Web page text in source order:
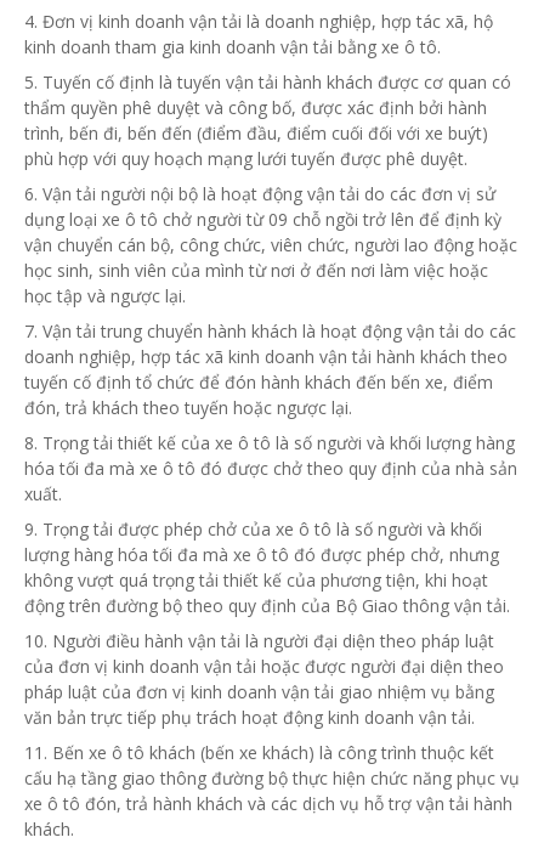
4. Đơn vị kinh doanh vận tải là doanh nghiệp, hợp tác xã, hộ
kinh doanh tham gia kinh doanh vận tải bằng xe ô tô.
5. Tuyến cố định là tuyến vận tải hành khách được cơ quan có
thẩm quyền phê duyệt và công bố, được xác định bởi hành
trình, bến đi, bến đến (điểm đầu, điểm cuối đối với xe buýt)
phù hợp với quy hoạch mạng lưới tuyến được phê duyệt.
6. Vận tải người nội bộ là hoạt động vận tải do các đơn vị sử
dụng loại xe ô tô chở người từ 09 chỗ ngồi trở lên để định kỳ
vận chuyển cán bộ, công chức, viên chức, người lao động hoặc
học sinh, sinh viên của mình từ nơi ở đến nơi làm việc hoặc
học tập và ngược lại.
7. Vận tải trung chuyển hành khách là hoạt động vận tải do các
doanh nghiệp, hợp tác xã kinh doanh vận tải hành khách theo
tuyến cố định tổ chức để đón hành khách đến bến xe, điểm
đón, trả khách theo tuyến hoặc ngược lại.
8. Trọng tải thiết kế của xe ô tô là số người và khối lượng hàng
hóa tối đa mà xe ô tô đó được chở theo quy định của nhà sản
xuất.
9. Trọng tải được phép chở của xe ô tô là số người và khối
lượng hàng hóa tối đa mà xe ô tô đó được phép chở, nhưng
không vượt quá trọng tải thiết kế của phương tiện, khi hoạt
động trên đường bộ theo quy định của Bộ Giao thông vận tải.
10. Người điều hành vận tải là người đại diện theo pháp luật
của đơn vị kinh doanh vận tải hoặc được người đại diện theo
pháp luật của đơn vị kinh doanh vận tải giao nhiệm vụ bằng
văn bản trực tiếp phụ trách hoạt động kinh doanh vận tải.
11. Bến xe ô tô khách (bến xe khách) là công trình thuộc kết
cấu hạ tầng giao thông đường bộ thực hiện chức năng phục vụ
xe ô tô đón, trả hành khách và các dịch vụ hỗ trợ vận tải hành
khách.